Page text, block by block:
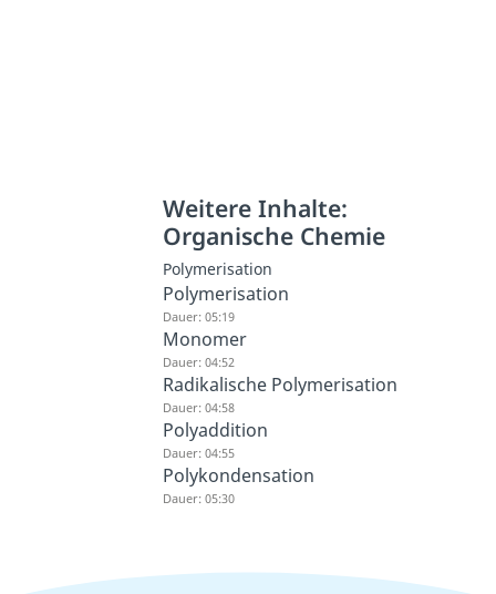
Weitere Inhalte:
Organische Chemie
Polymerisation
Polymerisation
Dauer: 05:19
Monomer
Dauer: 04:52
Radikalische Polymerisation
Dauer: 04:58
Polyaddition
Dauer: 04:55
Polykondensation
Dauer: 05:30